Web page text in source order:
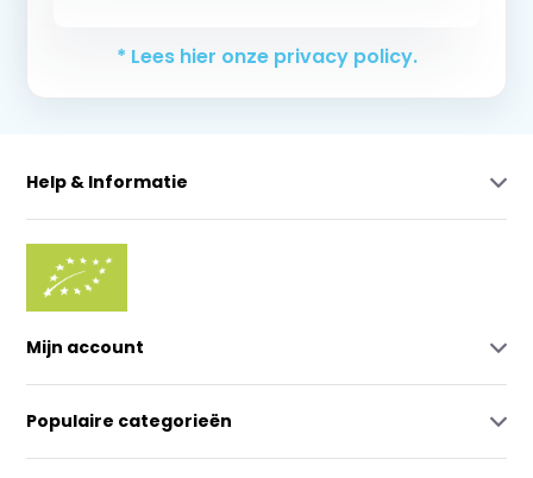
* Lees hier onze privacy policy.
Help & Informatie
Mijn account
Populaire categorieën